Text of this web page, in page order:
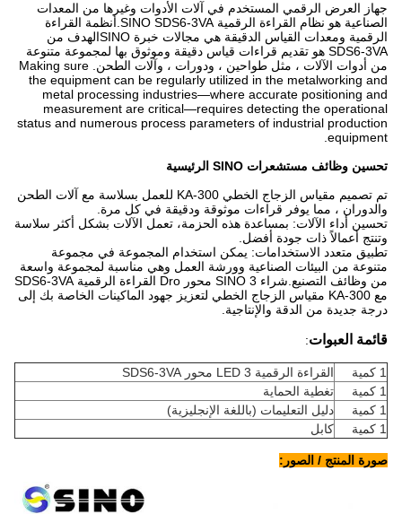
جهاز العرض الرقمي المستخدم في آلات الأدوات وغيرها من المعدات
الصناعية هو نظام القراءة الرقمية SINO SDS6-3VA.أنظمة القراءة
الرقمية ومعدات القياس الدقيقة هي مجالات خبرة SINOالهدف من
SDS6-3VA هو تقديم قراءات قياس دقيقة وموثوق بها لمجموعة متنوعة
من أدوات الآلات ، مثل طواحين ، ودورات ، وآلات الطحن. Making sure
the equipment can be regularly utilized in the metalworking and
metal processing industries—where accurate positioning and
measurement are critical—requires detecting the operational
status and numerous process parameters of industrial production
equipment.
تحسين وظائف مستشعرات SINO الرئيسية
تم تصميم مقياس الزجاج الخطي KA-300 للعمل بسلاسة مع آلات الطحن
والدوران ، مما يوفر قراءات موثوقة ودقيقة في كل مرة.
تحسين أداء الآلات: بمساعدة هذه الحزمة، تعمل الآلات بشكل أكثر سلاسة
وتنتج أعمالاً ذات جودة أفضل.
تطبيق متعدد الاستخدامات: يمكن استخدام المجموعة في مجموعة
متنوعة من البيئات الصناعية وورشة العمل وهي مناسبة لمجموعة واسعة
من وظائف التصنيع.شراء SINO 3 محور Dro القراءة الرقمية SDS6-3VA
مع KA-300 مقياس الزجاج الخطي لتعزيز جهود الماكينات الخاصة بك إلى
درجة جديدة من الدقة والإنتاجية.
قائمة العبوات:
1 كمية
القراءة الرقمية LED 3 محور SDS6-3VA
1 كمية
تغطية الحماية
1 كمية
دليل التعليمات (باللغة الإنجليزية)
1 كمية
كابل
صورة المنتج / الصور: